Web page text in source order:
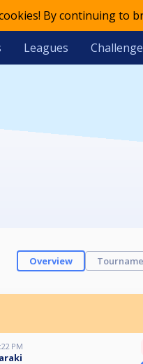
By continuing to
Leagues
Overview
PM